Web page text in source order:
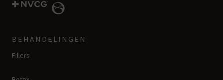
BEHANDELINGEN
Fillers